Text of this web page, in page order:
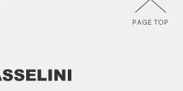
PAGE TOP